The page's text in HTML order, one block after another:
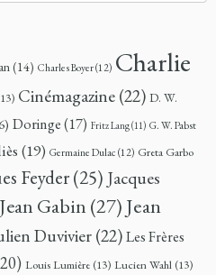
(14) Charles Boyer(12) Charlie
Cinémagazine(22) D. W.
Doringe(17) Fritz Lang(11) G. W. Pabst
(19) Germaine Dulac (12) Greta Garbo
Feyder(25) Jacques
Jean Gabin (27) Jean
Duvivier(22)Les Frères
Louis Lumière (13) Lucien Wahl (13)